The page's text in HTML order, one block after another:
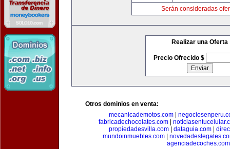
Serán consideradas
Realizar una Oferta
Precio Ofrecido $
Otros dominios en venta:
mecanicademotos.com|
fabricadechocolates.com|
propiedadesvilla.com| dataguia.com|
mundoinmuebles.com
agenciadecoches.com